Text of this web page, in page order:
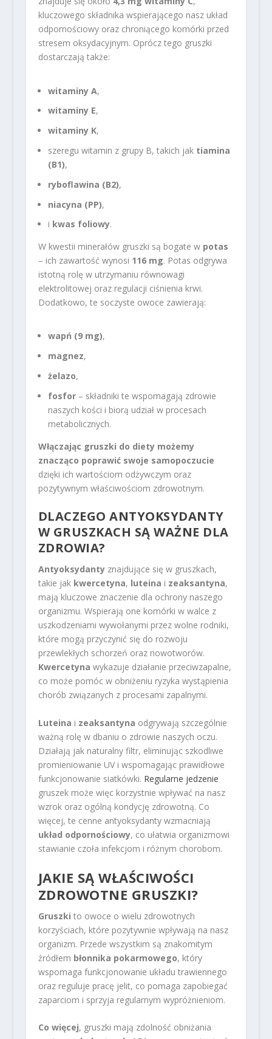
kluczowego składnika wspierającego nasz układ
odpornościowy oraz chroniącego komórki przed
stresem oksydacyjnym. Oprócz tego gruszki
dostarczają także:
witaminy A,
witaminy E,
witaminy K,
szeregu witamin z grupy B, takich jak tiamina
(B1),
ryboflawina (B2),
niacyna (PP),
i kwas foliowy.
W kwestii minerałów gruszki są bogate w potas
– ich zawartość wynosi 116 mg. Potas odgrywa
istotną rolę w utrzymaniu równowagi
elektrolitowej oraz regulacji ciśnienia krwi.
Dodatkowo, te soczyste owoce zawierają:
wapń (9 mg),
magnez,
żelazo,
fosfor– składniki te wspomagają zdrowie
naszych kości i biorą udział w procesach
metabolicznych.
Włączając gruszki do diety możemy
znacząco poprawić swoje samopoczucie
dzięki ich wartościom odżywczym oraz
pozytywnym właściwościom zdrowotnym.
DLACZEGO ANTYOKSYDANTY
W GRUSZKACH SĄ WAŻNE DLA
ZDROWIA?
Antyoksydantyznajdujące się w gruszkach,
takie jak kwercetyna, luteina i zeaksantyna,
mają kluczowe znaczenie dla ochrony naszego
organizmu. Wspierają one komórki w walce z
uszkodzeniami wywołanymi przez wolne rodniki,
które mogą przyczynić się do rozwoju
przewlekłych schorzeń oraz nowotworów.
Kwercetyna wykazuje działanie przeciwzapalne,
co może pomóc w obniżeniu ryzyka wystąpienia
chorób związanych z procesami zapalnymi.
Luteina i zeaksantyna odgrywają szczególnie
ważną rolę w dbaniu o zdrowie naszych oczu.
Działają jak naturalny filtr, eliminując szkodliwe
promieniowanie UV i wspomagając prawidłowe
funkcjonowanie siatkówki. Regularne jedzenie
gruszek może więc korzystnie wpływać na nasz
wzrok oraz ogólną kondycję zdrowotną. Co
więcej, te cenne antyoksydanty wzmacniają
układ odpornościowy, co ułatwia organizmowi
stawianie czoła infekcjom i różnym chorobom.
JAKIE SĄ WŁAŚCIWOŚCI
ZDROWOTNE GRUSZKI?
Gruszki to owoce o wielu zdrowotnych
korzyściach, które pozytywnie wpływają na nasz
organizm. Przede wszystkim są znakomitym
źródłem błonnika pokarmowego, który
wspomaga funkcjonowanie układu trawiennego
oraz reguluje pracę jelit, co pomaga zapobiegać
zaparciom i sprzyja regularnym wypróżnieniom.
Co więcej, gruszki mają zdolność obniżania